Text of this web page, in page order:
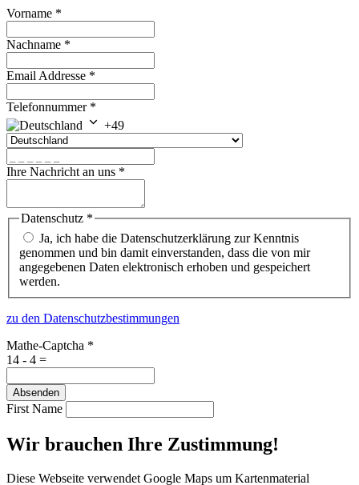
Vorname *
Nachname *
Email Addresse *
Telefonnummer *
+49
Ihre Nachricht an uns *
Datenschutz *
Ja, ich habe die Datenschutzerklärung zur Kenntnis
genommen und bin damit einverstanden, dass die von mir
angegebenen Daten elektronisch erhoben und gespeichert
werden.
zu den Datenschutzbestimmungen
Mathe-Captcha *
14 - 4 =
Absenden
First Name
Wir brauchen Ihre Zustimmung!
Diese Webseite verwendet Google Maps um Kartenmaterial